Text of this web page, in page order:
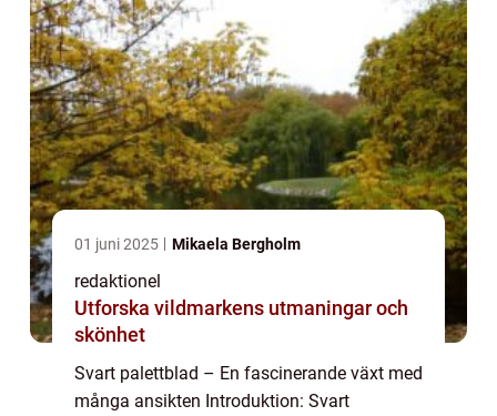
01 juni 2025 Mikaela Bergholm
redaktionel
Utforska vildmarkens utmaningar och
skönhet
Svart palettblad – En fascinerande växt med
många ansikten Introduktion: Svart